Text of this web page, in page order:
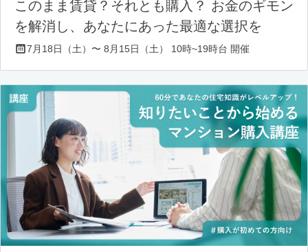
このまま賃貸？それとも購入？ お金のギモン
を解消し、あなたにあった最適な選択を
7月18日（土）〜 8月15日（土） 10時~19時台 開催